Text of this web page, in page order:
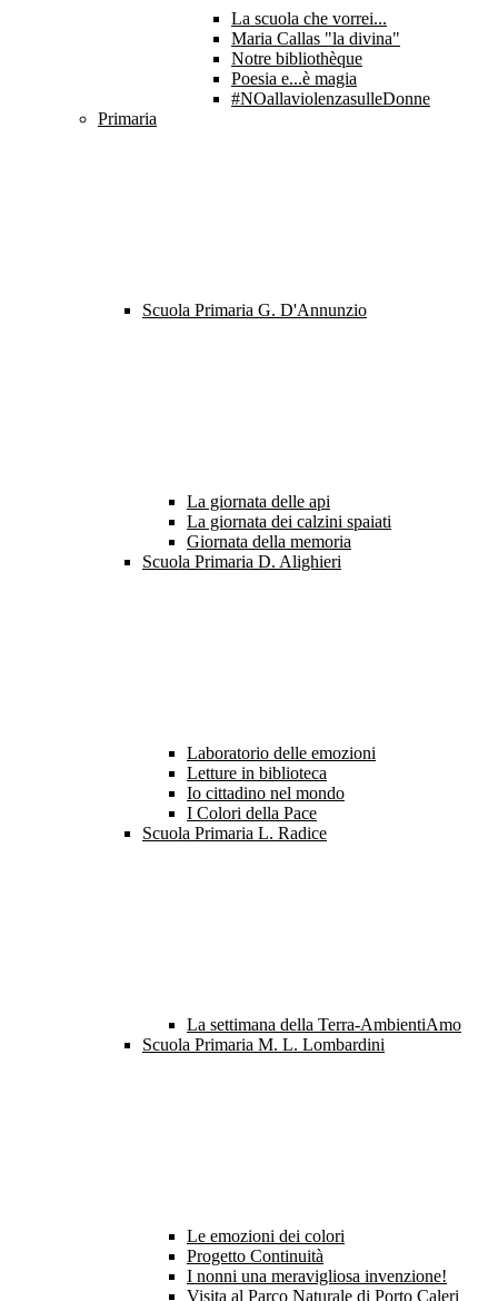
La scuola che vorrei...
Maria Callas "la divina"
Notre bibliothèque
Poesia e...è magia
#NOallaviolenzasulleDonne
Primaria
Scuola Primaria G. D'Annunzio
La giornata delle api
La giornata dei calzini spaiati
Giornata della memoria
Scuola Primaria D. Alighieri
Laboratorio delle emozioni
Letture in biblioteca
Io cittadino nel mondo
I Colori della Pace
Scuola Primaria L. Radice
La settimana della Terra-AmbientiAmo
Scuola Primaria M. L. Lombardini
Le emozioni dei colori
Progetto Continuità
I nonni una meravigliosa invenzione!
Visita al Parco Naturale di Porto Caleri